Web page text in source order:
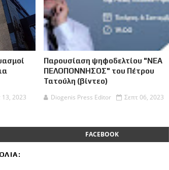
13, 2023
Παρουσίαση ψηφοδελτίου "ΝΕΑ
ΠΕΛΟΠΟΝΝΗΣΟΣ" του Πέτρου
Τατούλη (βίντεο)
Diogenis Press Editor
Σεπτ 06, 2023
FACEBOOK